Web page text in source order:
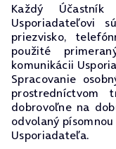
Každý
Usporiadateľovi
priezvisko,
použité
komunikácii
Spracovanie
prostredníctvom
dobrovoľne na
odvolaný
Usporiadateľa.